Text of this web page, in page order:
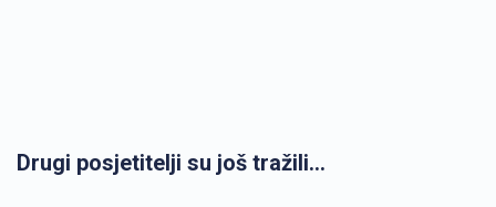
Drugi posjetitelji su još tražili...